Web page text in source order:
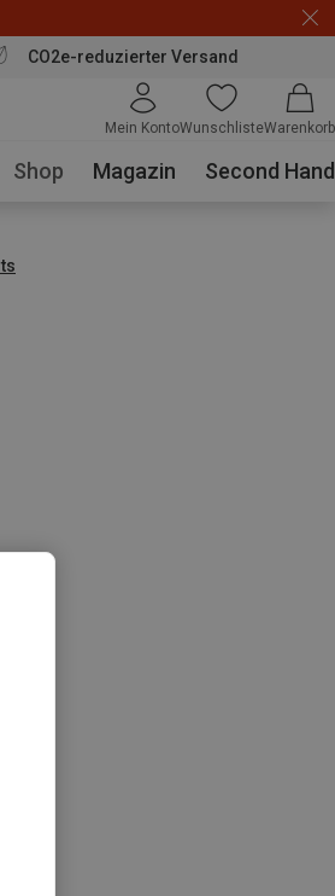
CO2e-reduzierter Versand
Mein KontoWunschlisteWarenkorb
Shop Magazin Second Hand